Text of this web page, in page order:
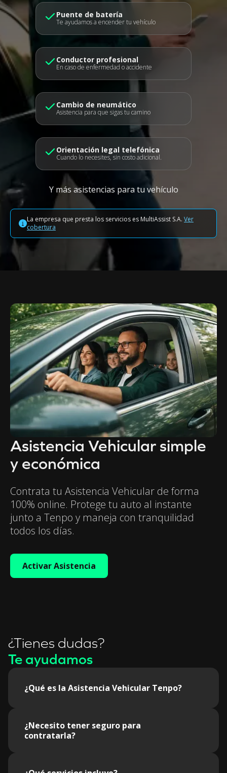
Puente de batería
Te ayudamos a encender tu vehículo
Conductor profesional
En caso de enfermedad o accidente
Cambio de neumático
Asistencia para que sigas tu camino
Orientación legal telefónica
Cuando lo necesites, sin costo adicional.
Y más asistencias para tu vehículo
La empresa que presta los servicios es MultiAssist S.A. Ver
cobertura
Asistencia Vehicular simple
y económica
Contrata tu Asistencia Vehicular de forma
100% online. Protege tu auto al instante
junto a Tenpo y maneja con tranquilidad
todos los días.
Activar Asistencia
¿Tienes dudas?
Te ayudamos
¿Qué es la Asistencia Vehicular Tenpo?
¿Necesito tener seguro para
contratarla?